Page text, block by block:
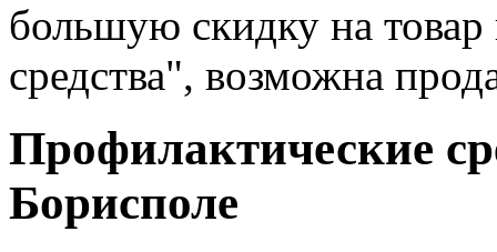
большую скидку на товар
средства", возможна
Профилактические
Борисполе